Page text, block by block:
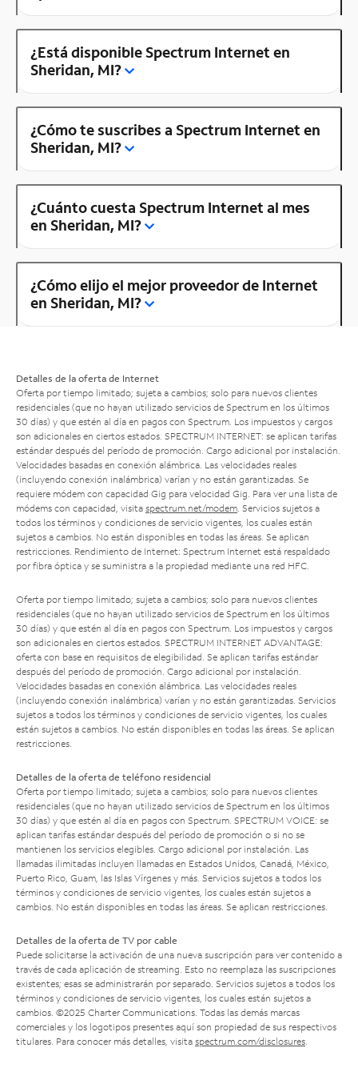
¿Está disponible Spectrum Internet en
Sheridan, MI?
¿Cómo te suscribes a Spectrum Internet en
Sheridan, MI?
¿Cuánto cuesta Spectrum Internet al mes
en Sheridan, MI?
¿Cómo elijo el mejor proveedor de Internet
en Sheridan, MI?
Detalles de la oferta de Internet
Oferta por tiempo limitado; sujeta a cambios; solo para nuevos clientes
residenciales (que no hayan utilizado servicios de Spectrum en los últimos
30 días) y que estén al día en pagos con Spectrum. Los impuestos y cargos
son adicionales en ciertos estados. SPECTRUM INTERNET: se aplican tarifas
estándar después del período de promoción. Cargo adicional por instalación.
Velocidades basadas en conexión alámbrica. Las velocidades reales
(incluyendo conexión inalámbrica) varían y no están garantizadas. Se
requiere módem con capacidad Gig para velocidad Gig. Para ver una lista de
módems con capacidad, visita spectrum.net/modem . Servicios sujetos a
todos los términos y condiciones de servicio vigentes, los cuales están
sujetos a cambios. No están disponibles en todas las áreas. Se aplican
restricciones. Rendimiento de Internet: Spectrum Internet está respaldado
por fibra óptica y se suministra a la propiedad mediante una red HFC.
Oferta por tiempo limitado; sujeta a cambios; solo para nuevos clientes
residenciales (que no hayan utilizado servicios de Spectrum en los últimos
30 días) y que estén al día en pagos con Spectrum. Los impuestos y cargos
son adicionales en ciertos estados. SPECTRUM INTERNET ADVANTAGE:
oferta con base en requisitos de elegibilidad. Se aplican tarifas estándar
después del período de promoción. Cargo adicional por instalación.
Velocidades basadas en conexión alámbrica. Las velocidades reales
(incluyendo conexión inalámbrica) varían y no están garantizadas. Servicios
sujetos a todos los términos y condiciones de servicio vigentes, los cuales
están sujetos a cambios. No están disponibles en todas las áreas. Se aplican
restricciones.
Detalles de la oferta de teléfono residencial
Oferta por tiempo limitado; sujeta a cambios; solo para nuevos clientes
residenciales (que no hayan utilizado servicios de Spectrum en los últimos
30 días) y que estén al día en pagos con Spectrum. SPECTRUM VOICE: se
aplican tarifas estándar después del período de promoción o si no se
mantienen los servicios elegibles. Cargo adicional por instalación. Las
llamadas ilimitadas incluyen llamadas en Estados Unidos, Canadá, México,
Puerto Rico, Guam, las Islas Vírgenes y más. Servicios sujetos a todos los
términos y condiciones de servicio vigentes, los cuales están sujetos a
cambios. No están disponibles en todas las áreas. Se aplican restricciones.
Detalles de la oferta de TV por cable
Puede solicitarse la activación de una nueva suscripción para ver contenido a
través de cada aplicación de streaming. Esto no reemplaza las suscripciones
existentes; esas se administrarán por separado. Servicios sujetos a todos los
términos y condiciones de servicio vigentes, los cuales están sujetos a
cambios. ©2025 Charter Communications. Todas las demás marcas
comerciales y los logotipos presentes aquí son propiedad de sus respectivos
titulares. Para conocer más detalles, visita spectrum.com/disclosures